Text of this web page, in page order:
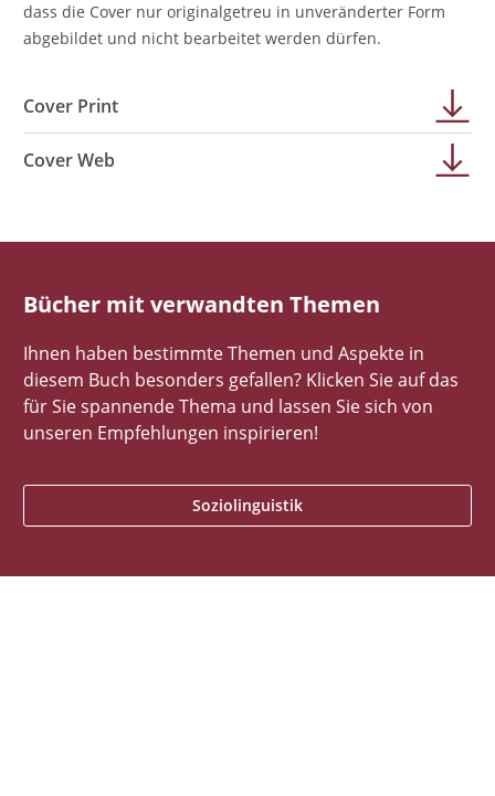
dass die Cover nur originalgetreu in unveränderter Form
abgebildet und nicht bearbeitet werden dürfen.
Cover Print
Cover Web
Bücher mit verwandten Themen
Ihnen haben bestimmte Themen und Aspekte in
diesem Buch besonders gefallen? Klicken Sie auf das
für Sie spannende Thema und lassen Sie sich von
unseren Empfehlungen inspirieren!
Soziolinguistik